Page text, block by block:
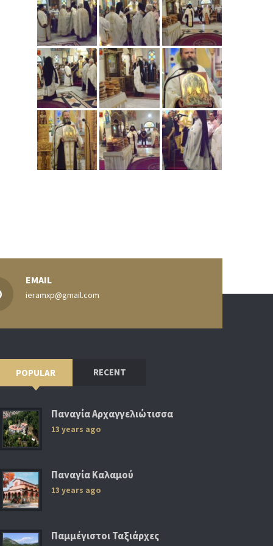
EMAIL
ieramxp@gmail.com
POPULAR RECENT
Παναγία Αρχαγγελιώτισσα
13 years ago
Παναγία Καλαμού
13 years ago
Παμμέγιστοι Ταξιάρχες